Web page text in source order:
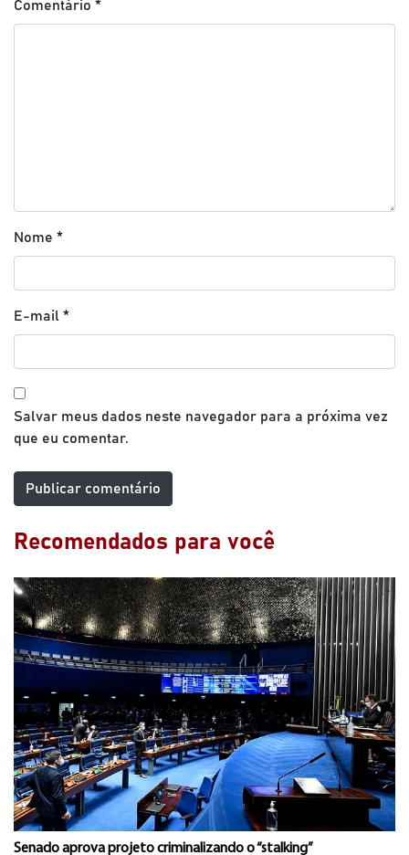
Comentário *
Nome *
E-mail *
Salvar meus dados neste navegador para a próxima vez
que eu comentar.
Recomendados para você
Senado aprova projeto criminalizando o “stalking”